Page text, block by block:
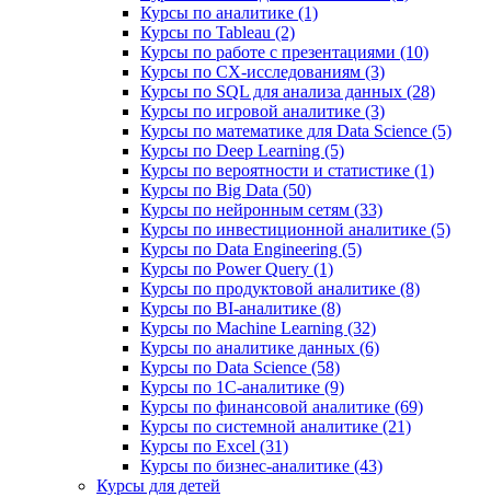
Курсы по аналитике (1)
Курсы по Tableau (2)
Курсы по работе с презентациями (10)
Курсы по CX-исследованиям (3)
Курсы по SQL для анализа данных (28)
Курсы по игровой аналитике (3)
Курсы по математике для Data Science (5)
Курсы по Deep Learning (5)
Курсы по вероятности и статистике (1)
Курсы по Big Data (50)
Курсы по нейронным сетям (33)
Курсы по инвестиционной аналитике (5)
Курсы по Data Engineering (5)
Курсы по Power Query (1)
Курсы по продуктовой аналитике (8)
Курсы по BI‑аналитике (8)
Курсы по Machine Learning (32)
Курсы по аналитике данных (6)
Курсы по Data Science (58)
Курсы по 1С‑аналитике (9)
Курсы по финансовой аналитике (69)
Курсы по системной аналитике (21)
Курсы по Excel (31)
Курсы по бизнес‑аналитике (43)
Курсы для детей